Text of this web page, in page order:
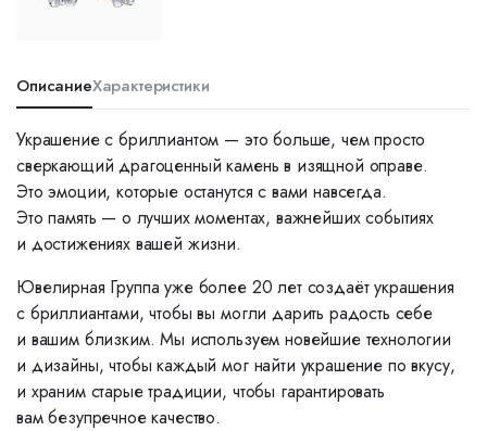
ОписаниеХарактеристики
Украшение с бриллиантом — это больше, чем просто
сверкающий драгоценный камень в изящной оправе.
Это эмоции, которые останутся с вами навсегда.
Это память — о лучших моментах, важнейших событиях
и достижениях вашей жизни.
Ювелирная Группа уже более 20 лет создаёт украшения
с бриллиантами, чтобы вы могли дарить радость себе
и вашим близким. Мы используем новейшие технологии
и дизайны, чтобы каждый мог найти украшение по вкусу,
и храним старые традиции, чтобы гарантировать
вам безупречное качество.